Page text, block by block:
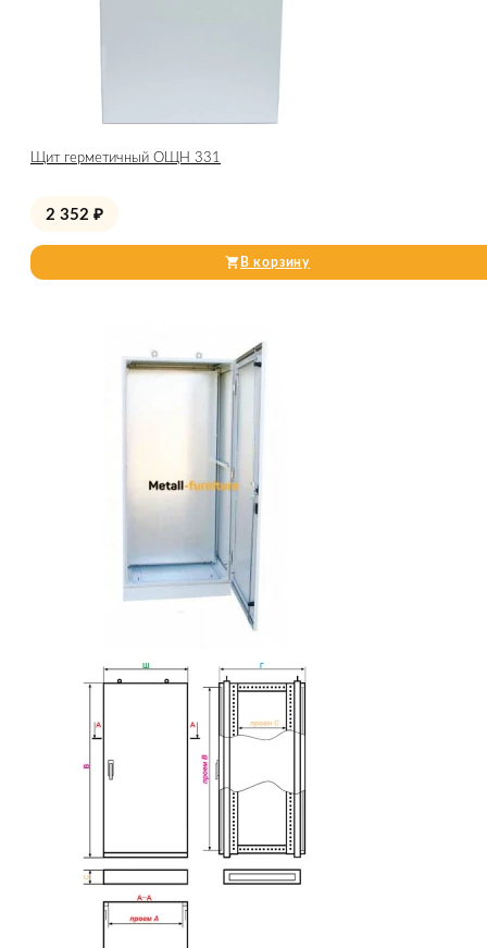
Щит герметичный ОЩН 331
2 352 ₽
В корзину